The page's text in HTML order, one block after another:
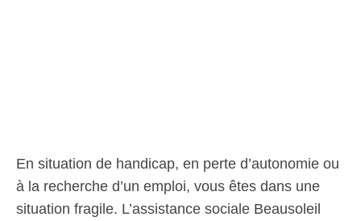
En situation de handicap, en perte d’autonomie ou
à la recherche d’un emploi, vous êtes dans une
situation fragile. L’assistance sociale Beausoleil